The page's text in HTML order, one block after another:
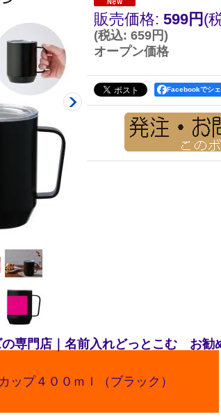
販売価格: 599円 (
(税込: 659円)
オープン価格
Facebookでシ
専門店｜名前入れどっとこむ お勧
ップ４００ｍｌ（ブラック）